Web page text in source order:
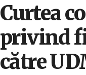
Curtea
privind
către